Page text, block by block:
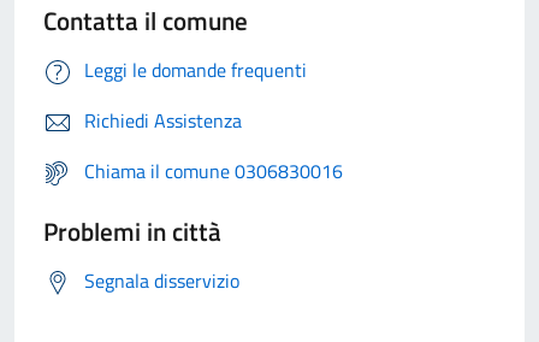
Contatta il comune
Leggi le domande frequenti
Richiedi Assistenza
Chiama il comune 0306830016
Problemi in città
Segnala disservizio